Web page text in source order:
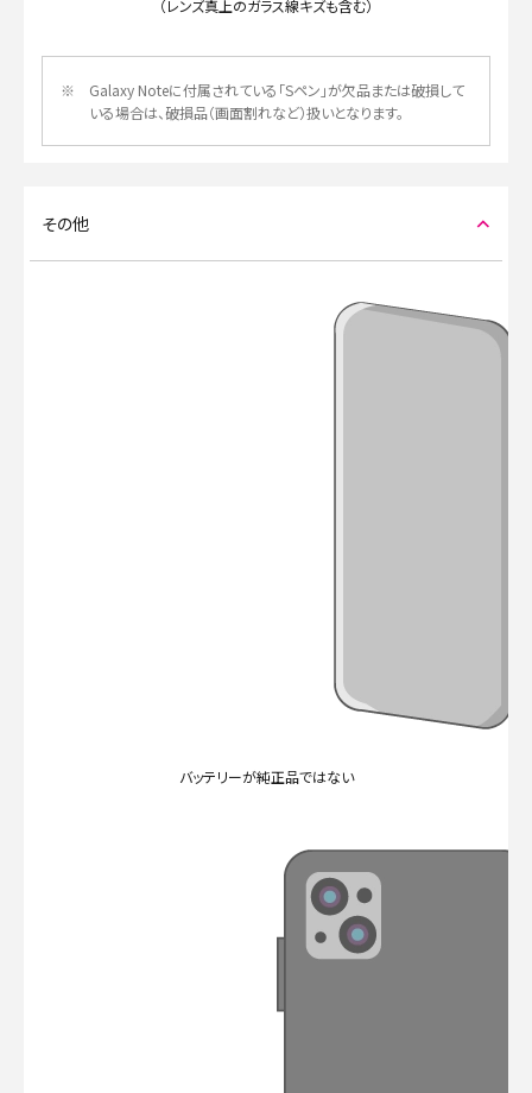
（レンズ真上のガラス線キズも含む）
※
Galaxy Noteに付属されている「Sペン」が欠品または破損して
いる場合は、破損品（画面割れなど）扱いとなります。
その他
バッテリーが純正品ではない